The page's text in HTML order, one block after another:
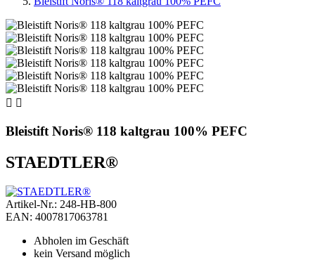
 
Bleistift Noris® 118 kaltgrau 100% PEFC
STAEDTLER®
Artikel-Nr.: 248-HB-800
EAN: 4007817063781
Abholen im Geschäft
kein Versand möglich